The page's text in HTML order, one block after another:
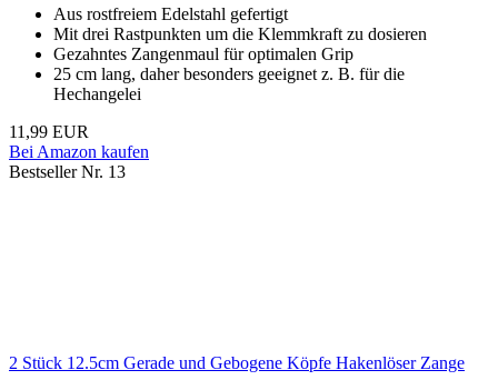
Aus rostfreiem Edelstahl gefertigt
Mit drei Rastpunkten um die Klemmkraft zu dosieren
Gezahntes Zangenmaul für optimalen Grip
25 cm lang, daher besonders geeignet z. B. für die
Hechangelei
11,99 EUR
Bei Amazon kaufen
Bestseller Nr. 13
2 Stück 12.5cm Gerade und Gebogene Köpfe Hakenlöser Zange